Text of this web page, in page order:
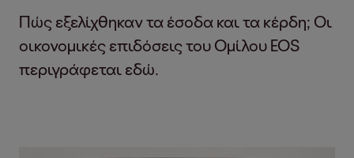
Πώς εξελίχθηκαν τα έσοδα και τα κέρδη; Οι
οικονομικές επιδόσεις του Ομίλου EOS
περιγράφεται εδώ.